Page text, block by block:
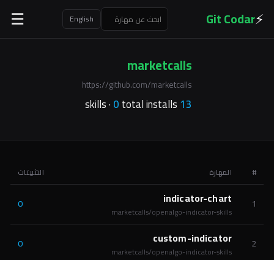
⚡
Git Codar
English
☰
marketcalls
https://github.com/marketcalls
13
0total installs
# المهارة التثبيتات
1
indicator-chart
marketcalls/openalgo-indicator-skills
0
2
custom-indicator
marketcalls/openalgo-indicator-skills
0